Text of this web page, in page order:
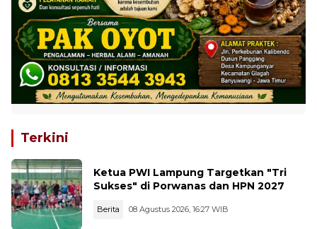
Terkini
Ketua PWI Lampung Targetkan "Tri
Sukses" di Porwanas dan HPN 2027
Berita 08 Agustus 2026, 16:27 WIB